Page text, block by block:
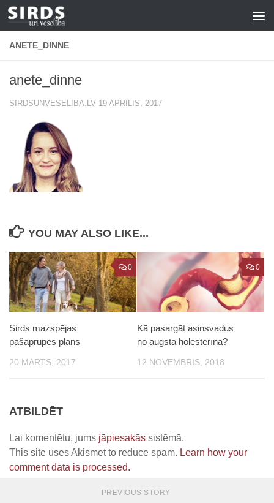
Skip to content
ANETE_DINNE
anete_dinne
SIRDSUNVESELIBA.LV 19 APRĪLIS, 2017
YOU MAY ALSO LIKE...
0
Sirds mazspējas
pašaprūpes plāns
20 MARTS, 2017
0
Kā pasargāt asinsvadus
no augsta holesterīna?
12 NOVEMBRIS, 2018
ATBILDĒT
Lai komentētu, jums jāpiesakās sistēmā.
This site uses Akismet to reduce spam. Learn how your
comment data is processed.
PREVIOUS STORY